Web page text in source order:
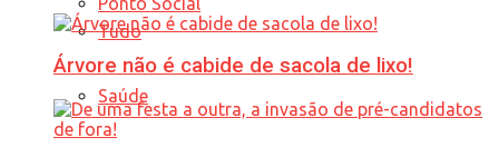
Tudo
Saúde
Árvore não é cabide de sacola de lixo!